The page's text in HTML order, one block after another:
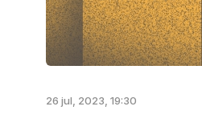
26 jul, 2023, 19:30